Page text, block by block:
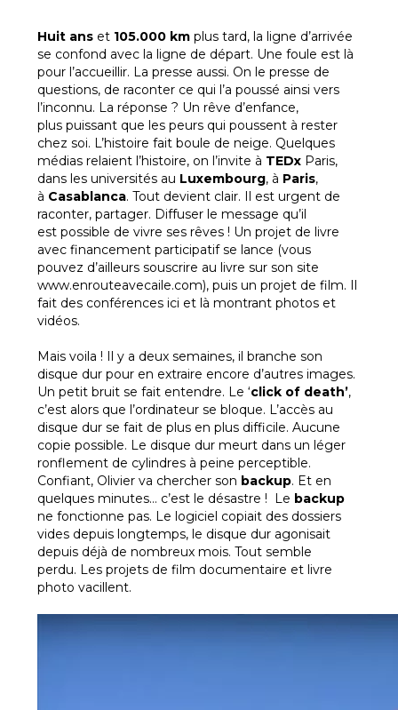
Huit ans et 105.000 kmplus tard, la ligne d’arrivée
se confond avec la ligne de départ. Une foule est là
pour l’accueillir. La presse aussi. On le presse de
questions, de raconter ce qui l’a poussé ainsi vers
l’inconnu. La réponse ? Un rêve d’enfance,
plus puissant que les peurs qui poussent à rester
chez soi. L’histoire fait boule de neige. Quelques
médias relaient l’histoire, on l’invite à TEDx Paris,
dans les universités au Luxembourg, à Paris,
à Casablanca. Tout devient clair. Il est urgent de
raconter, partager. Diffuser le message qu’il
est possible de vivre ses rêves ! Un projet de livre
avec financement participatif se lance (vous
pouvez d’ailleurs souscrire au livre sur son site
www.enrouteavecaile.com), puis un projet de film. Il
fait des conférences ici et là montrant photos et
vidéos.
Mais voila ! Il y a deux semaines, il branche son
disque dur pour en extraire encore d’autres images.
Un petit bruit se fait entendre. Le ‘click of death’,
c’est alors que l’ordinateur se bloque. L’accès au
disque dur se fait de plus en plus difficile. Aucune
copie possible. Le disque dur meurt dans un léger
ronflement de cylindres à peine perceptible.
Confiant, Olivier va chercher son backup. Et en
quelques minutes… c’est le désastre ! Le backup
ne fonctionne pas. Le logiciel copiait des dossiers
vides depuis longtemps, le disque dur agonisait
depuis déjà de nombreux mois. Tout semble
perdu. Les projets de film documentaire et livre
photo vacillent.